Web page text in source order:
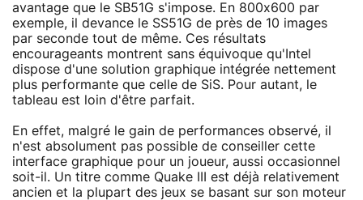
avantage que le SB51G s'impose. En 800x600 par
exemple, il devance le SS51G de près de 10 images
par seconde tout de même. Ces résultats
encourageants montrent sans équivoque qu'Intel
dispose d'une solution graphique intégrée nettement
plus performante que celle de SiS. Pour autant, le
tableau est loin d'être parfait.
En effet, malgré le gain de performances observé, il
n'est absolument pas possible de conseiller cette
interface graphique pour un joueur, aussi occasionnel
soit-il. Un titre comme Quake III est déjà relativement
ancien et la plupart des jeux se basant sur son moteur